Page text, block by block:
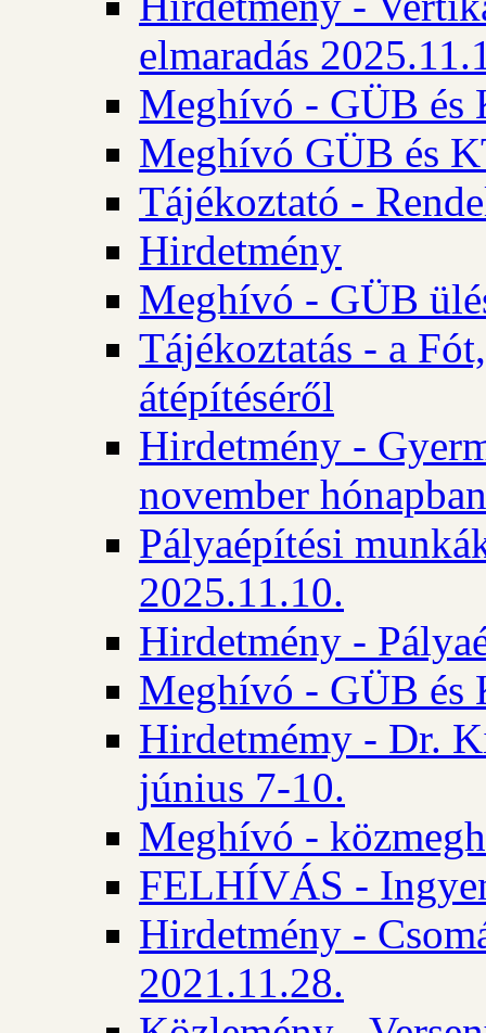
elmaradás
Meghívó - GÜB és
Meghívó GÜB és
Tájékoztató -
Hirdetmény
Meghívó - GÜB
Tájékoztatás - a
átépítéséről
Hirdetmény -
november hónapban
Pályaépítési
2025.11.10.
Hirdetmény -
Meghívó - GÜB és
Hirdetmémy - Dr.
június 7-10.
Meghívó -
FELHÍVÁS -
Hirdetmény -
2021.11.28.